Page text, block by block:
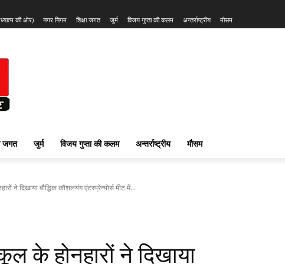
की ओर) नगर निगम शिक्षा जगत जुर्म विजय गुप्ता की कलम अन्तर्राष्ट्रीय मौसम
जगत जुर्म विजय गुप्ता की कलम अन्तर्राष्ट्रीय मौसम
ने दिखाया बौद्धिक कौशलयंग एंटरप्रेन्योर्स मीट में...
के होनहारों ने दिखाया